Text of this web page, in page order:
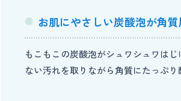
お肌にやさしい炭酸泡が角
もこもこの炭酸泡がシュワシュワは
ない汚れを取りながら角質にたっぷり